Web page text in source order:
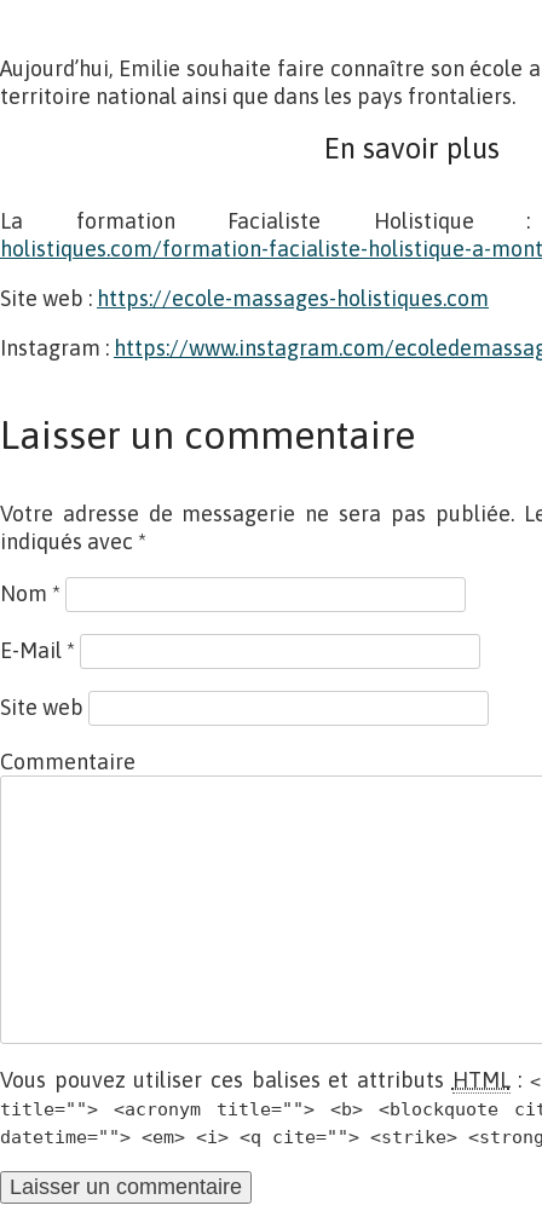
Aujourd’hui, Emilie souhaite faire connaître son école
territoire national ainsi que dans les pays frontaliers.
En savoir plus
La formation Facialiste
holistiques.com/formation-facialiste-holistique-a-
Site web : https://ecole-massages-holistiques.com
Instagram : https://www.instagram.com/
Laisser un commentaire
Votre adresse de messagerie ne sera pas publiée.
indiqués avec *
Nom *
E-Mail *
Site web
Commentaire
Vous pouvez utiliser ces balises et attributs HTML:
title=""> <acronym title=""> <b> <blockquote
datetime=""> <em> <i> <q cite=""> <strike>